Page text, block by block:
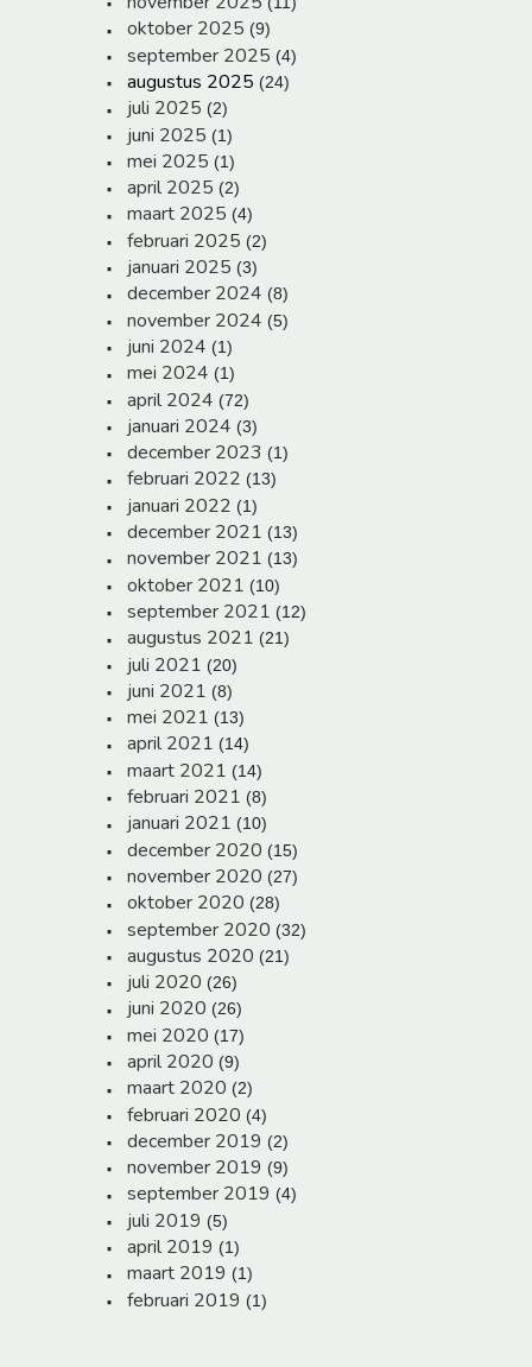
oktober 2025 (9)
september 2025 (4)
augustus 2025 (24)
juli 2025 (2)
juni 2025 (1)
mei 2025 (1)
april 2025 (2)
maart 2025 (4)
februari 2025 (2)
januari 2025 (3)
december 2024 (8)
november 2024 (5)
juni 2024 (1)
mei 2024 (1)
april 2024 (72)
januari 2024 (3)
december 2023 (1)
februari 2022 (13)
januari 2022 (1)
december 2021 (13)
november 2021 (13)
oktober 2021 (10)
september 2021 (12)
augustus 2021 (21)
juli 2021 (20)
juni 2021 (8)
mei 2021 (13)
april 2021 (14)
maart 2021 (14)
februari 2021 (8)
januari 2021 (10)
december 2020 (15)
november 2020 (27)
oktober 2020 (28)
september 2020 (32)
augustus 2020 (21)
juli 2020 (26)
juni 2020 (26)
mei 2020 (17)
april 2020 (9)
maart 2020 (2)
februari 2020 (4)
december 2019 (2)
november 2019 (9)
september 2019 (4)
juli 2019 (5)
april 2019 (1)
maart 2019 (1)
februari 2019 (1)